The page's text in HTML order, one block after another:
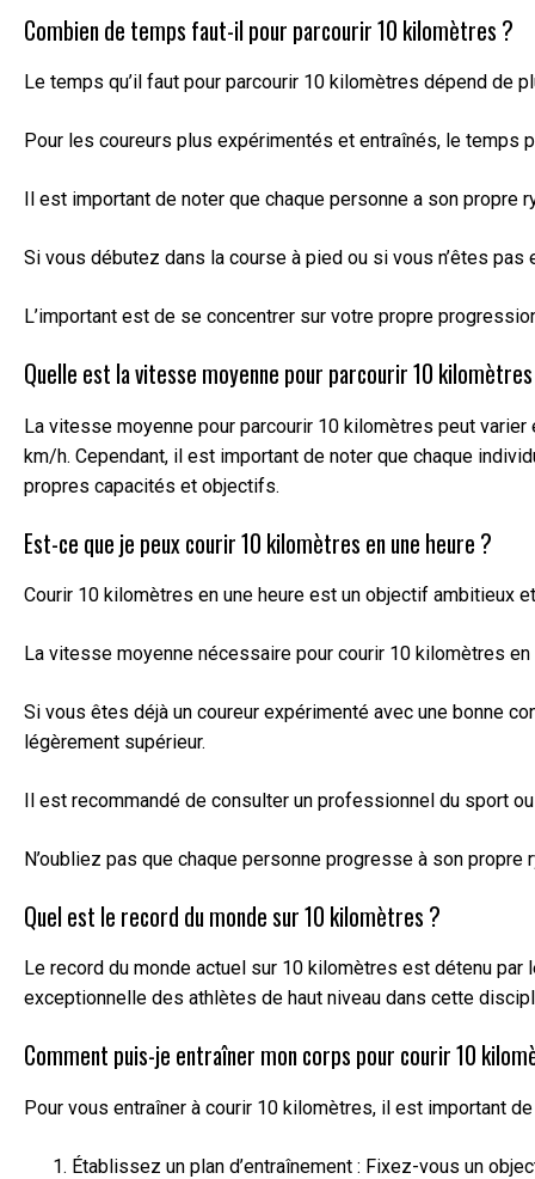
Combien de temps faut-il pour parcourir 10 kilomètres ?
Le temps qu’il faut pour parcourir 10 kilomètres dépend de
Pour les coureurs plus expérimentés et entraînés, le temps
Il est important de noter que chaque personne a son
Si vous débutez dans la course à pied ou si vous n’êtes
L’important est de se concentrer sur votre propre
Quelle est la vitesse moyenne pour parcourir 10
La vitesse moyenne pour parcourir 10 kilomètres peut varier
km/h. Cependant, il est important de noter que chaque
propres capacités et objectifs.
Est-ce que je peux courir 10 kilomètres en une heure ?
Courir 10 kilomètres en une heure est un objectif ambitieux
La vitesse moyenne nécessaire pour courir 10 kilomètres
Si vous êtes déjà un coureur expérimenté avec une bonne
légèrement supérieur.
Il est recommandé de consulter un professionnel du sport
N’oubliez pas que chaque personne progresse à son
Quel est le record du monde sur 10 kilomètres ?
Le record du monde actuel sur 10 kilomètres est détenu
exceptionnelle des athlètes de haut niveau dans cette
Comment puis-je entraîner mon corps pour courir 10
Pour vous entraîner à courir 10 kilomètres, il est important
Établissez un plan d’entraînement : Fixez-vous un